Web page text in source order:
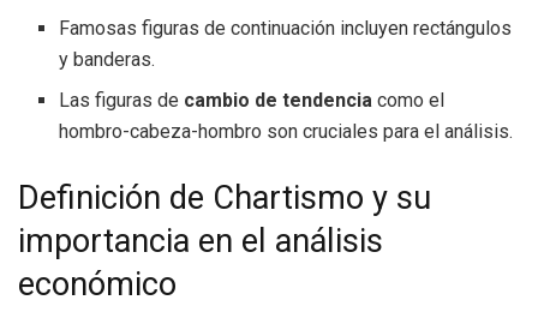
Famosas figuras de continuación incluyen rectángulos
y banderas.
Las figuras de cambio de tendencia como el
hombro-cabeza-hombro son cruciales para el análisis.
Definición de Chartismo y su
importancia en el análisis
económico